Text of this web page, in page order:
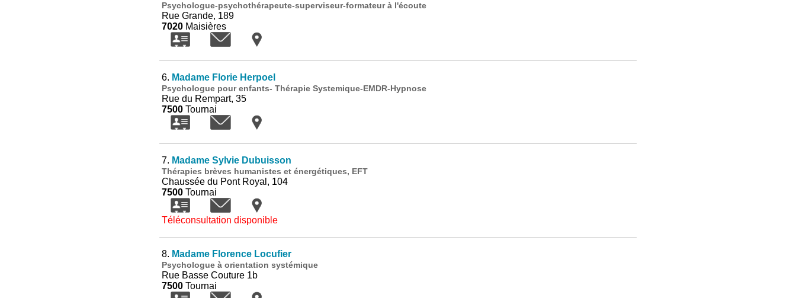
Psychologue-psychothérapeute-superviseur-formateur à l'écoute
Rue Grande, 189
7020Maisières
6. Madame Florie Herpoel
Psychologue pour enfants- Thérapie Systemique-EMDR-Hypnose
Rue du Rempart, 35
7500Tournai
7. Madame Sylvie Dubuisson
Thérapies brèves humanistes et énergétiques, EFT
Chaussée du Pont Royal, 104
7500Tournai
Téléconsultation disponible
8. Madame Florence Locufier
Psychologue à orientation systémique
Rue Basse Couture 1b
7500Tournai